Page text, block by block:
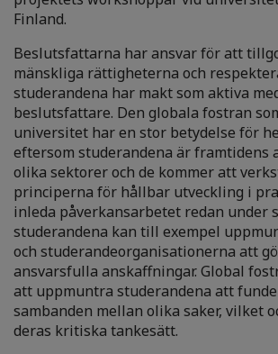
Finland.
Beslutsfattarna har ansvar för att
mänskliga rättigheterna och
studerandena har makt som aktiva
beslutsfattare. Den globala fostran
universitet har en stor betydelse för
eftersom studerandena är framtidens
olika sektorer och de kommer att
principerna för hållbar utveckling i
inleda påverkansarbetet redan under
studerandena kan till exempel
och studerandeorganisationerna att
ansvarsfulla anskaffningar. Global
att uppmuntra studerandena att
sambanden mellan olika saker, vilket
deras kritiska tankesätt.